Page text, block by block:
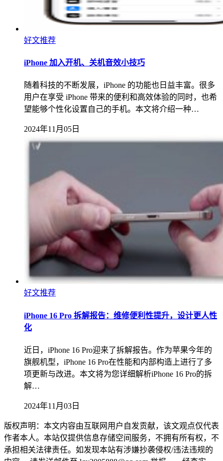
好文推荐
iPhone 加入开机、关机音效小技巧
随着科技的不断发展，iPhone 的功能也日益丰富。很多
用户在享受 iPhone 带来的便利和高效体验的同时，也希
望能够个性化设置自己的手机。本文将介绍一种…
2024年11月05日
好文推荐
iPhone 16 Pro 拆解报告：维修便利性提升，设计更人性
化
近日，iPhone 16 Pro迎来了拆解报告。作为苹果今年的
旗舰机型，iPhone 16 Pro在性能和内部构造上进行了多
项更新与改进。本文将为您详细解析iPhone 16 Pro的拆
解…
2024年11月03日
版权声明：本文内容由互联网用户自发贡献，该文观点仅代表
作者本人。本站仅提供信息存储空间服务，不拥有所有权，不
承担相关法律责任。如发现本站有涉嫌抄袭侵权/违法违规的